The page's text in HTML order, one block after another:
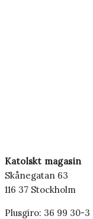
Katolskt magasin
Skånegatan 63
116 37 Stockholm
Plusgiro: 36 99 30-3